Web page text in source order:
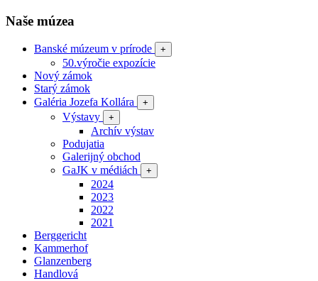
Naše múzea
Banské múzeum v prírode +
50.výročie expozície
Nový zámok
Starý zámok
Galéria Jozefa Kollára
+
Výstavy +
Archív výstav
Podujatia
Galerijný obchod
GaJK v médiách
+
2024
2023
2022
2021
Berggericht
Kammerhof
Glanzenberg
Handlová